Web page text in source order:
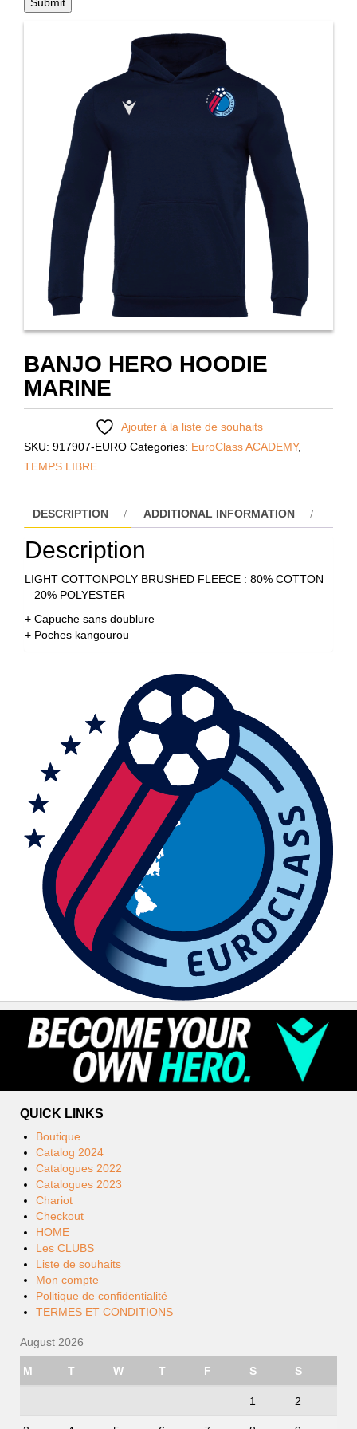
BANJO HERO HOODIE
MARINE
Ajouter à la liste de souhaits
SKU: 917907-EURO Categories: EuroClass ACADEMY,
TEMPS LIBRE
DESCRIPTION ADDITIONAL INFORMATION
Description
LIGHT COTTONPOLY BRUSHED FLEECE : 80% COTTON
– 20% POLYESTER
+ Capuche sans doublure
+ Poches kangourou
QUICK LINKS
Boutique
Catalog 2024
Catalogues 2022
Catalogues 2023
Chariot
Checkout
HOME
Les CLUBS
Liste de souhaits
Mon compte
Politique de confidentialité
TERMES ET CONDITIONS
August 2026
M T W T F S S
1 2